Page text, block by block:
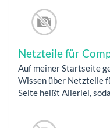
Netzteile für
Auf meiner Startseite
Wissen über Netzteile
Seite heißt Allerlei,